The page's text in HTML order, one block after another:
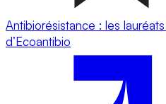
Antibiorésistance : les
d’Ecoantibio